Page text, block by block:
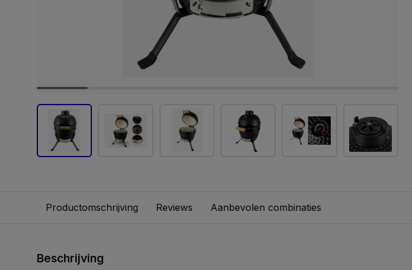
Productomschrijving Reviews Aanbevolen combinaties
Beschrijving